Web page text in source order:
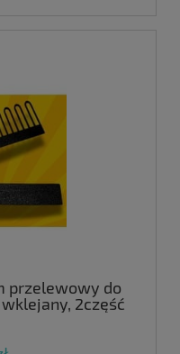
przelewowy do
wklejany, 2część